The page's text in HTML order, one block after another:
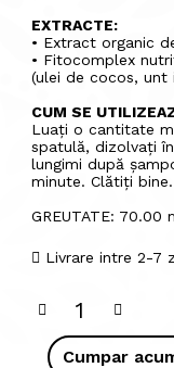
EXTRACTE:
• Extract organic
• Fitocomplex
(ulei de cocos, unt
CUM SE
Luați o cantitate
spatulă, dizolvați
lungimi după
minute. Clătiți bine.
GREUTATE: 70.00
Livrare intre 2-7
Cumpar